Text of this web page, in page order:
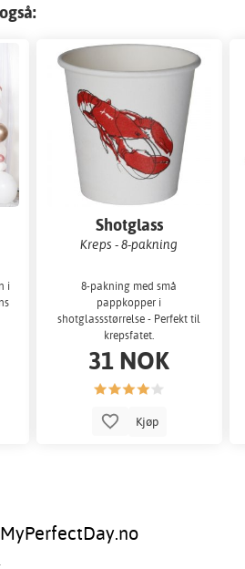
i
Shotglass
Kreps - 8-pakning
8-pakning med små
pappkopper i
shotglassstørrelse - Perfekt til
krepsfatet.
31 NOK
Kjøp